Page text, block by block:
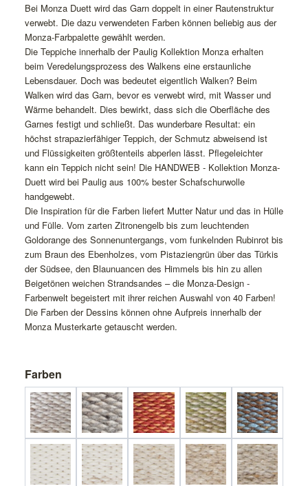
Bei Monza Duett wird das Garn doppelt in einer Rautenstruktur
verwebt. Die dazu verwendeten Farben können beliebig aus der
Monza-Farbpalette gewählt werden.
Die Teppiche innerhalb der Paulig Kollektion Monza erhalten
beim Veredelungsprozess des Walkens eine erstaunliche
Lebensdauer. Doch was bedeutet eigentlich Walken? Beim
Walken wird das Garn, bevor es verwebt wird, mit Wasser und
Wärme behandelt. Dies bewirkt, dass sich die Oberfläche des
Garnes festigt und schließt. Das wunderbare Resultat: ein
höchst strapazierfähiger Teppich, der Schmutz abweisend ist
und Flüssigkeiten größtenteils abperlen lässt. Pflegeleichter
kann ein Teppich nicht sein! Die HANDWEB - Kollektion Monza-
Duett wird bei Paulig aus 100% bester Schafschurwolle
handgewebt.
Die Inspiration für die Farben liefert Mutter Natur und das in Hülle
und Fülle. Vom zarten Zitronengelb bis zum leuchtenden
Goldorange des Sonnenuntergangs, vom funkelnden Rubinrot bis
zum Braun des Ebenholzes, vom Pistaziengrün über das Türkis
der Südsee, den Blaunuancen des Himmels bis hin zu allen
Beigetönen weichen Strandsandes – die Monza-Design -
Farbenwelt begeistert mit ihrer reichen Auswahl von 40 Farben!
Die Farben der Dessins können ohne Aufpreis innerhalb der
Monza Musterkarte getauscht werden.
Farben